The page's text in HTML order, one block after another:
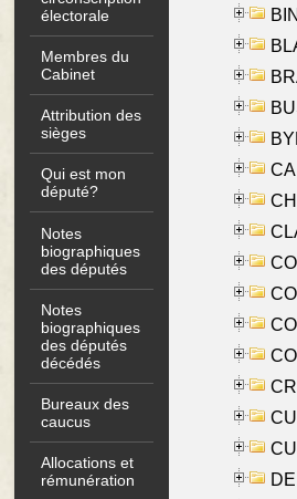
électorale
Membres du
Cabinet
Attribution des
sièges
Qui est mon
député?
Notes
biographiques
des députés
Notes
biographiques
des députés
décédés
Bureaux des
caucus
Allocations et
rémunération